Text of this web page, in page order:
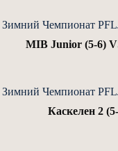
Зимний Чемпионат
MIB Junior (5-6)
Зимний Чемпионат
Каскелен 2